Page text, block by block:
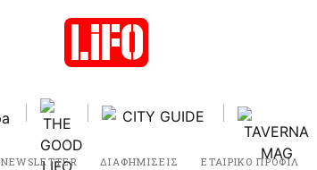
NEWSLETTER ΔΙΑΦΗΜΙΣΕΙΣ ΕΤΑΙΡΙΚΟ ΠΡΟΦΙΛ